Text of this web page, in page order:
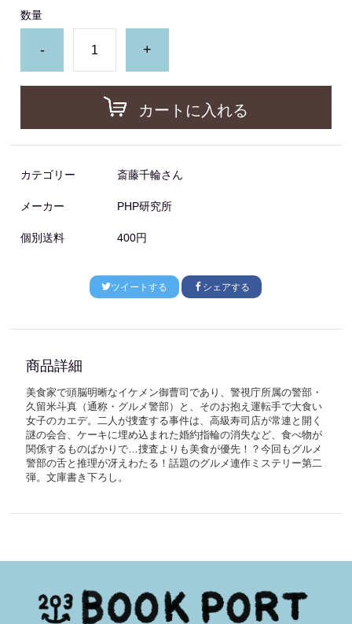
数量
- +
カートに入れる
カテゴリー 斎藤千輪さん
メーカー PHP研究所
個別送料 400円
ツイートする シェアする
商品詳細
美食家で頭脳明晰なイケメン御曹司であり、警視庁所属の警部・
久留米斗真（通称・グルメ警部）と、そのお抱え運転手で大食い
女子のカエデ。二人が捜査する事件は、高級寿司店が常連と開く
謎の会合、ケーキに埋め込まれた婚約指輪の消失など、食べ物が
関係するものばかりで…捜査よりも美食が優先！？今回もグルメ
警部の舌と推理が冴えわたる！話題のグルメ連作ミステリー第二
弾。文庫書き下ろし。